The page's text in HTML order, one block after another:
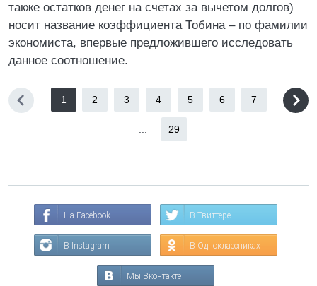
также остатков денег на счетах за вычетом долгов)
носит название коэффициента Тобина – по фамилии
экономиста, впервые предложившего исследовать
данное соотношение.
1 2 3 4 5 6 7
29
На Facebook В Твиттере
В Instagram В Одноклассниках
Мы Вконтакте